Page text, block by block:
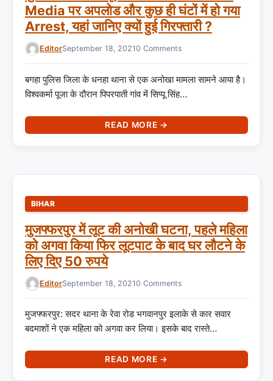
Media पर अपलोड और कुछ ही घंटों में हो गया
Arrest, यहां जानिए क्यों हुई गिरफ्तारी ?
EditorSeptember 18, 20210 Comments
बगहा पुलिस जिला के धनहा थाना से एक अनोखा मामला सामने आया है।
विश्वकर्मा पूजा के दौरान पिपरपाती गांव में सिप्पू सिंह…
READ MORE →
BIHAR
मुजफ्फरपुर में लूट की अनोखी घटना, पहले महिला
को अगवा किया फिर लूटपाट के बाद घर लौटने के
लिए दिए 50 रुपये
EditorSeptember 18, 20210 Comments
मुजफ्फरपुर: सदर थाना के रेवा रोड भगवानपुर इलाके से कार सवार
बदमाशों ने एक महिला को अगवा कर लिया। इसके बाद रास्ते…
READ MORE →